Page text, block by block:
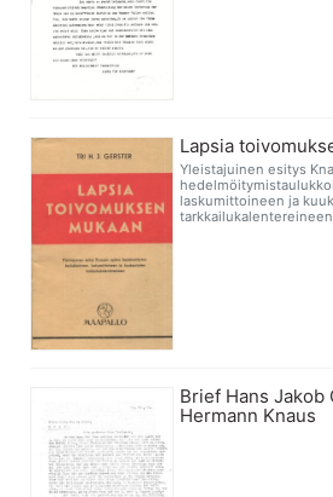
Lapsia
Yleistajuinen esitys
laskumittoineen ja
tarkkailukalentereineen
Brief Hans Jakob
Hermann Knaus